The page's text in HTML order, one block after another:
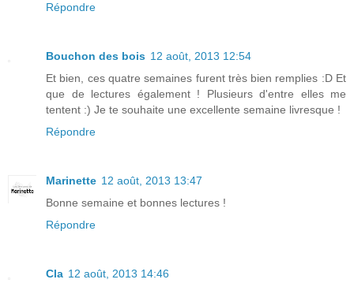
Répondre
Bouchon des bois 12 août, 2013 12:54
Et bien, ces quatre semaines furent très bien remplies :D Et
que de lectures également ! Plusieurs d'entre elles me
tentent :) Je te souhaite une excellente semaine livresque !
Répondre
Marinette 12 août, 2013 13:47
Bonne semaine et bonnes lectures !
Répondre
Cla 12 août, 2013 14:46